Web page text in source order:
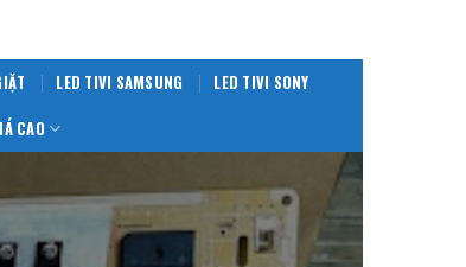
LED TIVI SAMSUNG LED TIVI SONY
CAO